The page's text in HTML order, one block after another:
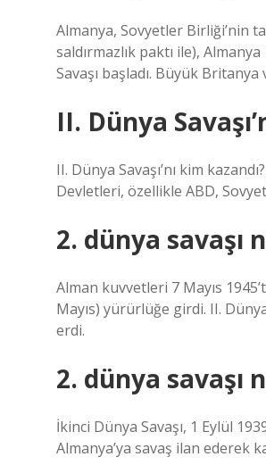
Almanya, Sovyetler Birliği’nin
saldırmazlık paktı ile),
Savaşı başladı. Büyük Britanya
II. Dünya
II. Dünya Savaşı’nı kim
Devletleri, özellikle ABD,
2. dünya savaşı
Alman kuvvetleri 7 Mayıs
Mayıs) yürürlüğe girdi. II.
erdi.
2. dünya savaşı
İkinci Dünya Savaşı, 1 Eylül
Almanya’ya savaş ilan ederek